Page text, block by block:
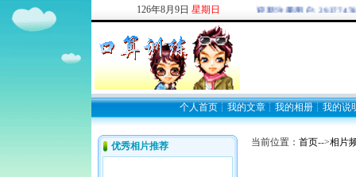
126年8月 9日 星期日 欢迎新注册用户:
个人首页 ┊ 我的文章 ┊ 我的相册 ┊ 我的说
优秀相片推荐 当前位置： 首页-->相片